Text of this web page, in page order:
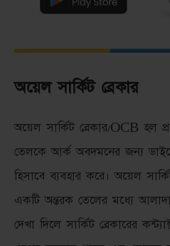
অয়েল সার্কিট ব্রেকার
অয়েল সার্কিট ব্রেকার/OCB হল
তেলকে আর্ক অবদমনের জন্য
হিসাবে ব্যবহার করে। অয়েল
একটি অন্তরক তেলের মধ্যে
দেখা দিলে সার্কিট ব্রেকারের